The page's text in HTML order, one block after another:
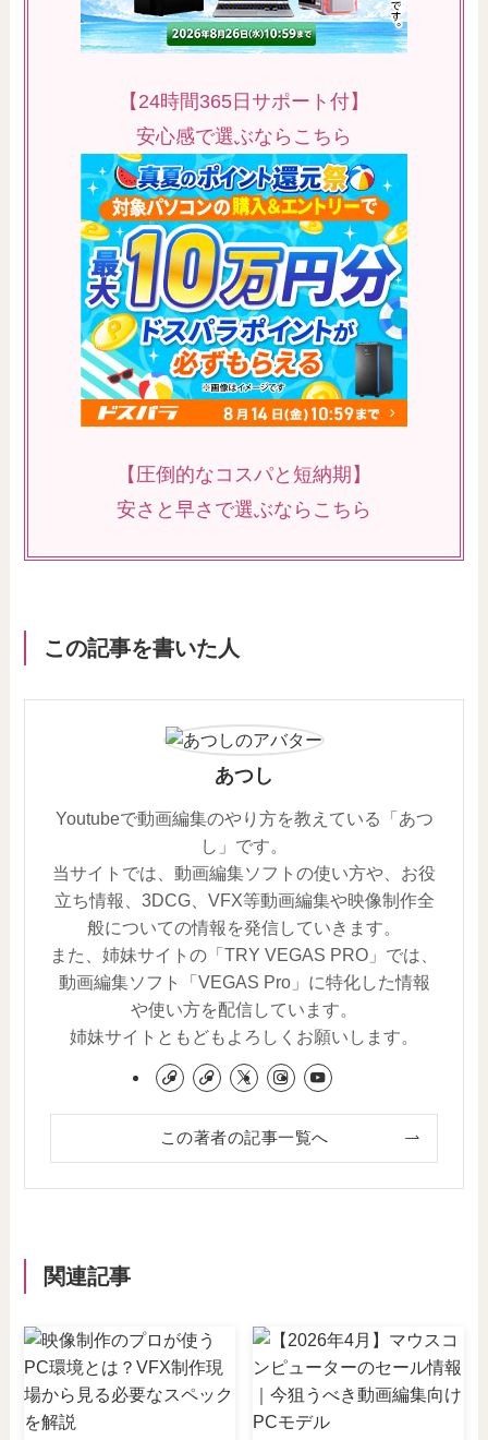
【24時間365日サポート付】
安心感で選ぶならこちら
【圧倒的なコスパと短納期】
安さと早さで選ぶならこちら
この記事を書いた人
あつし
Youtubeで動画編集のやり方を教えている「あつ
し」です。
当サイトでは、動画編集ソフトの使い方や、お役
立ち情報、3DCG、VFX等動画編集や映像制作全
般についての情報を発信していきます。
また、姉妹サイトの「TRY VEGAS PRO」では、
動画編集ソフト「VEGAS Pro」に特化した情報
や使い方を配信しています。
姉妹サイトともどもよろしくお願いします。
この著者の記事一覧へ
関連記事